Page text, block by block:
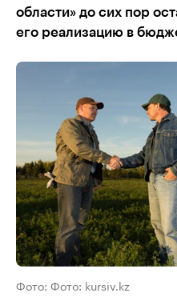
области» до сих пор
его реализацию в
Фото: Фото: kursiv.kz